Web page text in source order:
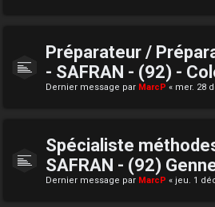
Préparateur /
- SAFRAN - (92) -
Dernier message par MarcP « mer. 28
Spécialiste
SAFRAN - (92)
Dernier message par MarcP « jeu. 1